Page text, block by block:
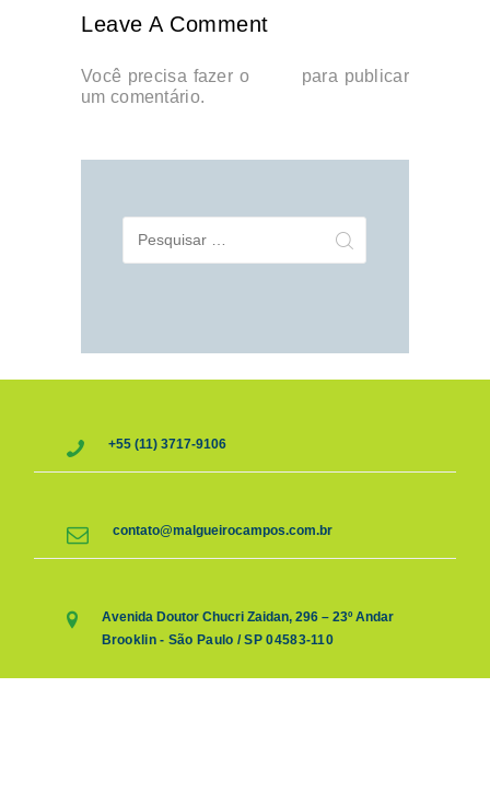
Leave A Comment
Você precisa fazer o
para publicar
um comentário.
por:
+55 (11) 3717-9106
contato@malgueirocampos.com.br
Avenida Doutor Chucri Zaidan, 296 – 23º Andar
Brooklin - São Paulo / SP 04583-110